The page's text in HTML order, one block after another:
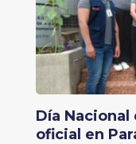
Día
oficial en